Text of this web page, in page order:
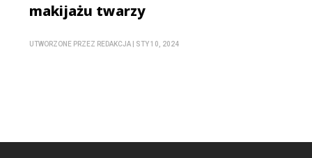
makijażu twarzy
UTWORZONE PRZEZ REDAKCJA STY 10, 2024